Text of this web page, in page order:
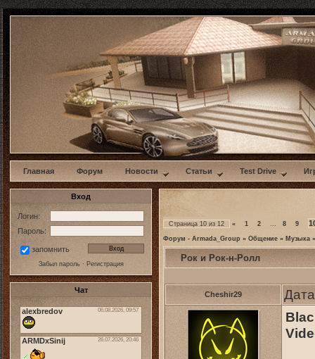
w
Главная Форум Новости Статьи Test Drive
Вход
Логин:
Пароль:
запомнить
Забыл пароль· Регистрация
Чат
Страница 10 из 12 « 1 2 … 8 9
Форум - Armada_Group » Общение » Музыка »
Рок и Рок-н-Ролл
Cheshir29